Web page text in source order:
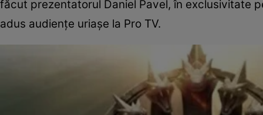
făcut prezentatorul Daniel Pavel, în exclusivitate
adus audiențe uriașe la Pro TV.